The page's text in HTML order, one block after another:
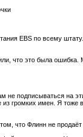
EBS по всему
что это была
не подписываться на
громких имен. Я тоже
что Флинн не